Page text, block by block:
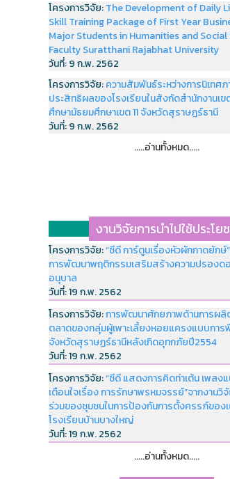
โครงการวิจัย:The Development of Daily
Skill Training Package of First Year
Major Students in Humanities and Social
Faculty Suratthani Rajabhat University
วันที่:9 ก.พ. 2562
โครงการวิจัย:ความสัมพันธ์ระหว่างการนิเทศ
ประสิทธิผลของโรงเรียนในสังกัดสำนักงานเ
ศึกษามัธยมศึกษาเขต 11 จังหวัดสุราษฎร์ธานี
วันที่:9 ก.พ. 2562
.....อ่านทั้งหมด.....
งานวิจัยการนำไปใช้ประโย
โครงการวิจัย:“ซีดี การ์ตูนเรื่องหัวผักกาดยักษ์
การพัฒนาพฤติกรรมเสริมสร้างความปรองด
อนุบาล
วันที่:19 ก.พ. 2562
โครงการวิจัย:การพัฒนาศักยภาพด้านการผลิ
ตลาดของกลุ่มผู้เพาะเลี้ยงหอยแครงแบบการ
จังหวัดสุราษฏร์ธานีหลังเกิดอุทกภัยปี2554
วันที่:19 ก.พ. 2562
โครงการวิจัย:“ซีดี แสดงการคิดท่าเต้น เพลง
เตือนใจเรื่อง การรักษาพรหมจรรย์”จากงานวิ
ร่วมของชุมชนในการป้องกันการตั้งครรภ์ของ
โรงเรียนบ้านบางใหญ่
วันที่:19 ก.พ. 2562
.....อ่านทั้งหมด.....